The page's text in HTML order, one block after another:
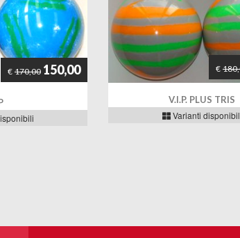
€ 170,00 150,00 €
V.I.P. PLUS TRIS
Varianti